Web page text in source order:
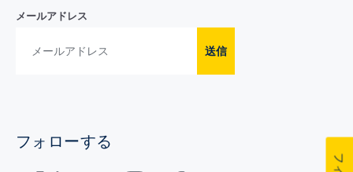
メールアドレス
送信
フォローする